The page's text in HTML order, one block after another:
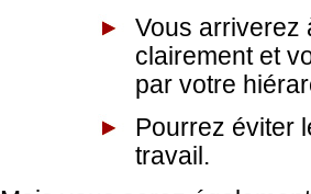
Vous arriverez
clairement et
par votre
Pourrez éviter
travail.